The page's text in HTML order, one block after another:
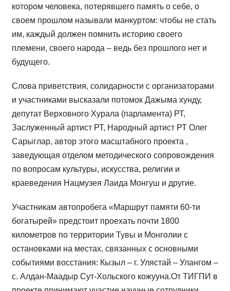
котором человека, потерявшего память о себе, о
своем прошлом называли манкуртом: чтобы не стать
им, каждый должен помнить историю своего
племени, своего народа – ведь без прошлого нет и
будущего.
Слова приветствия, солидарности с организаторами
и участниками высказали потомок Дажыма хунду,
депутат Верховного Хурала (парламента) РТ,
Заслуженный артист РТ, Народный артист РТ Олег
Сарыглар, автор этого масштабного проекта ,
заведующая отделом методического сопровождения
по вопросам культуры, искусства, религии и
краеведения Нацмузея Лаида Монгуш и другие.
Участникам автопробега «Маршрут памяти 60-ти
богатырей» предстоит проехать почти 1800
километров по территории Тувы и Монголии с
остановками на местах, связанных с основными
событиями восстания: Кызыл – г. Улястай – Улангом –
с. Алдан-Маадыр Сут-Хольского кожууна.От ТИГПИ в